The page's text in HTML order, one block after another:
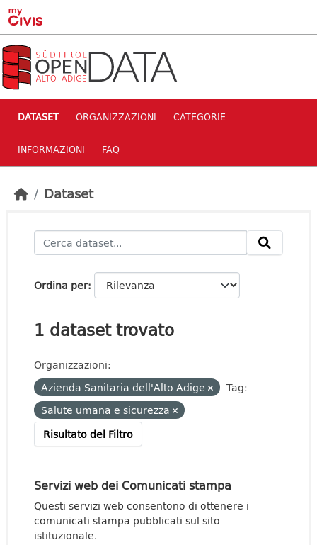
Skip to main content
DATASET ORGANIZZAZIONI CATEGORIE
INFORMAZIONI FAQ
Dataset
Ordina per
1 dataset trovato
Organizzazioni:
Azienda Sanitaria dell'Alto Adige
Tag:
Salute umana e sicurezza
Risultato del Filtro
Servizi web dei Comunicati stampa
Questi servizi web consentono di ottenere i
comunicati stampa pubblicati sul sito
istituzionale.